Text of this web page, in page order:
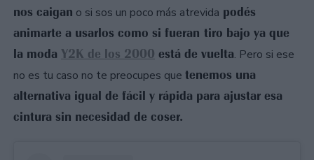
nos caigan o si sos un poco más atrevida podés
animarte a usarlos como si fueran tiro bajo ya que
la moda Y2K de los 2000 está de vuelta. Pero si ese
no es tu caso no te preocupes que tenemos una
alternativa igual de fácil y rápida para ajustar esa
cintura sin necesidad de coser.